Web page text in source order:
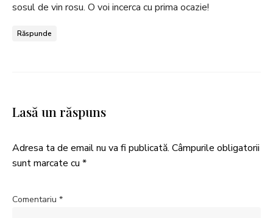
sosul de vin rosu. O voi incerca cu prima ocazie!
Răspunde
Lasă un răspuns
Adresa ta de email nu va fi publicată. Câmpurile obligatorii
sunt marcate cu *
Comentariu *